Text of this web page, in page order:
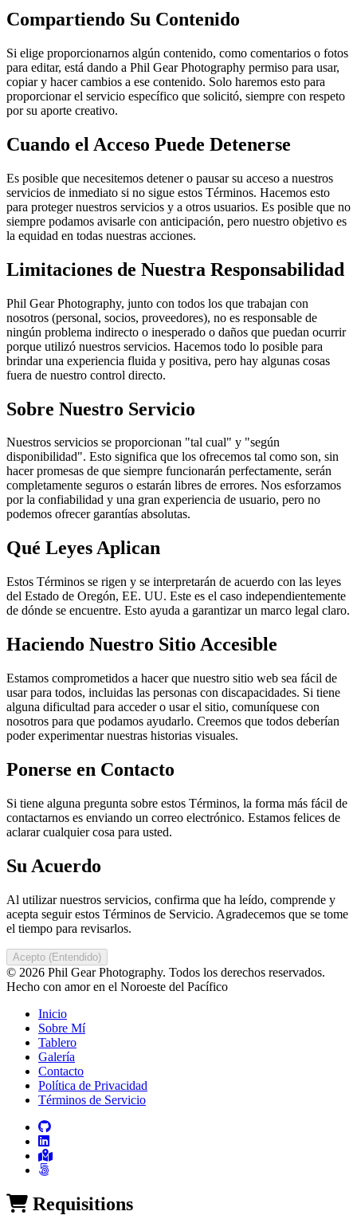
Compartiendo Su Contenido
Si elige proporcionarnos algún contenido, como comentarios o fotos
para editar, está dando a Phil Gear Photography permiso para usar,
copiar y hacer cambios a ese contenido. Solo haremos esto para
proporcionar el servicio específico que solicitó, siempre con respeto
por su aporte creativo.
Cuando el Acceso Puede Detenerse
Es posible que necesitemos detener o pausar su acceso a nuestros
servicios de inmediato si no sigue estos Términos. Hacemos esto
para proteger nuestros servicios y a otros usuarios. Es posible que no
siempre podamos avisarle con anticipación, pero nuestro objetivo es
la equidad en todas nuestras acciones.
Limitaciones de Nuestra Responsabilidad
Phil Gear Photography, junto con todos los que trabajan con
nosotros (personal, socios, proveedores), no es responsable de
ningún problema indirecto o inesperado o daños que puedan ocurrir
porque utilizó nuestros servicios. Hacemos todo lo posible para
brindar una experiencia fluida y positiva, pero hay algunas cosas
fuera de nuestro control directo.
Sobre Nuestro Servicio
Nuestros servicios se proporcionan "tal cual" y "según
disponibilidad". Esto significa que los ofrecemos tal como son, sin
hacer promesas de que siempre funcionarán perfectamente, serán
completamente seguros o estarán libres de errores. Nos esforzamos
por la confiabilidad y una gran experiencia de usuario, pero no
podemos ofrecer garantías absolutas.
Qué Leyes Aplican
Estos Términos se rigen y se interpretarán de acuerdo con las leyes
del Estado de Oregón, EE. UU. Este es el caso independientemente
de dónde se encuentre. Esto ayuda a garantizar un marco legal claro.
Haciendo Nuestro Sitio Accesible
Estamos comprometidos a hacer que nuestro sitio web sea fácil de
usar para todos, incluidas las personas con discapacidades. Si tiene
alguna dificultad para acceder o usar el sitio, comuníquese con
nosotros para que podamos ayudarlo. Creemos que todos deberían
poder experimentar nuestras historias visuales.
Ponerse en Contacto
Si tiene alguna pregunta sobre estos Términos, la forma más fácil de
contactarnos es enviando un correo electrónico. Estamos felices de
aclarar cualquier cosa para usted.
Su Acuerdo
Al utilizar nuestros servicios, confirma que ha leído, comprende y
acepta seguir estos Términos de Servicio. Agradecemos que se tome
el tiempo para revisarlos.
Acepto (Entendido)
© 2026 Phil Gear Photography. Todos los derechos reservados.
Hecho con amor en el Noroeste del Pacífico
Inicio
Sobre Mí
Tablero
Galería
Contacto
Política de Privacidad
Términos de Servicio
Requisitions